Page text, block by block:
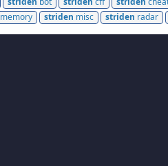
memory striden misc striden radar